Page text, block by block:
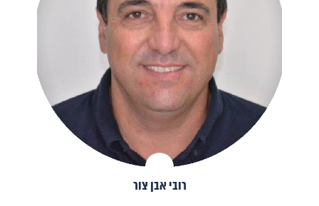
רובי אבן צור